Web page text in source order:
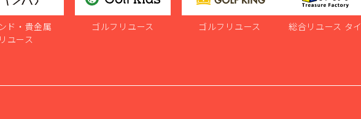
ド・貴金属
リユース
ゴルフリユース ゴルフリユース 総合リユース タイ